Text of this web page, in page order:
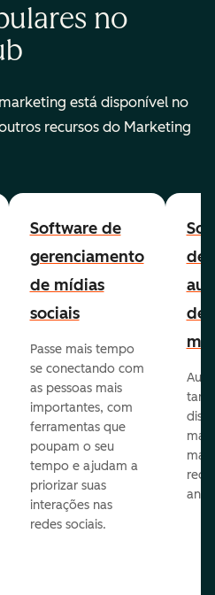
no
está disponível no
recursos do Marketing
Software de
gerenciamento
de mídias
sociais
Passe mais tempo
se conectando com
as pessoas mais
importantes, com
ferramentas que
poupam o seu
tempo e ajudam a
priorizar suas
interações nas
redes sociais.
de
de
mail